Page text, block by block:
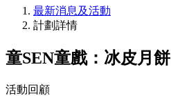
最新消息及活動
計劃詳情
童SEN童戲：冰皮月餅
活動回顧